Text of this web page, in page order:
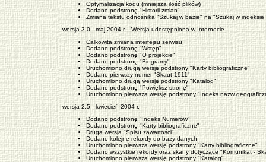
Optymalizacja kodu (mniejsza ilość plików)
Dodano podstronę "Historii zmian"
Zmiana tekstu odnośnika "Szukaj w bazie" na "Szukaj w indeksie
wersja 3.0 - maj 2004 r. - Wersja udostępniona w Internecie
Całkowita zmiana interfejsu serwisu
Dodano podstronę "Wstęp"
Dodano podstronę "O projekcie"
Dodano podstronę "Biogramy"
Uruchomiono drugą wersję podstrony "Karty bibliograficzne"
Dodano pierwszy numer "Skaut 1911"
Uruchomiono drugą wersję podstrony "Katalog"
Dodano podstronę "Powiększ stronę"
Uruchomiono pierwszą wersję podstrony "Indeks nazw
wersja 2.5 - kwiecień 2004 r.
Dodano podstronę "Indeks Numerów"
Dodano podstronę "Karty bibliograficzne"
Druga wersja "Spisu zawartości"
Dodano kolejne rekordy do bazy danych
Uruchomiono pierwszą wersję podstrony "Karty bibliograficzne"
Dodano wszystkie rekordy oraz skany dotyczące "Komunikat -
Uruchomiono pierwszą wersję podstrony "Katalog"